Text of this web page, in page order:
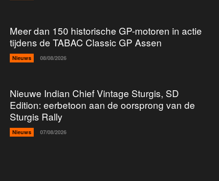
Meer dan 150 historische GP-motoren in actie
tijdens de TABAC Classic GP Assen
Nieuws 08/08/2026
Nieuwe Indian Chief Vintage Sturgis, SD
Edition: eerbetoon aan de oorsprong van de
Sturgis Rally
Nieuws 07/08/2026